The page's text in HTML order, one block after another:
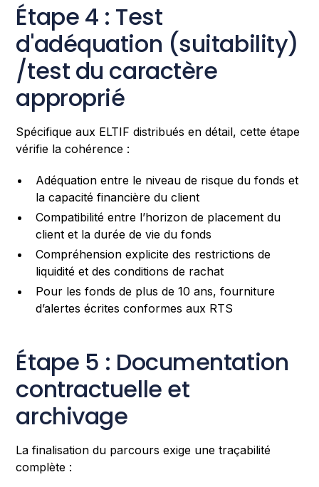
Étape 4 : Test
d'adéquation (suitability)
/test du caractère
approprié
Spécifique aux ELTIF distribués en détail, cette étape
vérifie la cohérence :
Adéquation entre le niveau de risque du fonds et
la capacité financière du client
Compatibilité entre l’horizon de placement du
client et la durée de vie du fonds
Compréhension explicite des restrictions de
liquidité et des conditions de rachat
Pour les fonds de plus de 10 ans, fourniture
d’alertes écrites conformes aux RTS
Étape 5 : Documentation
contractuelle et
archivage
La finalisation du parcours exige une traçabilité
complète :